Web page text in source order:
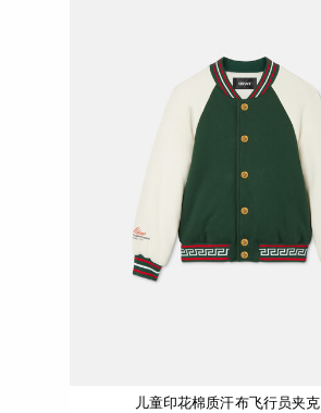
儿童印花棉质汗布飞行员夹克